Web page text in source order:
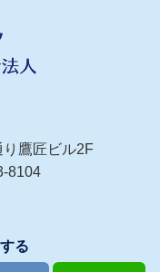
り鷹匠ビル2F
8104
る